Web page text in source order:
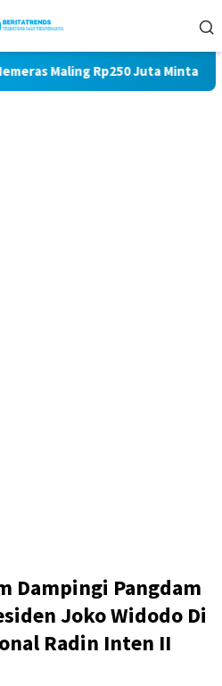
Rp250 Juta Minta Kapolda
Dampingi Pangdam
Joko Widodo Di
Radin Inten II